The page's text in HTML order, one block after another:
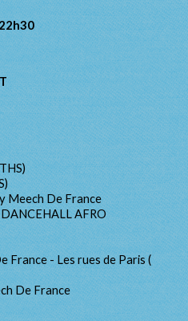
Meech De France
AFRO
France - Les rues de Paris (
De France